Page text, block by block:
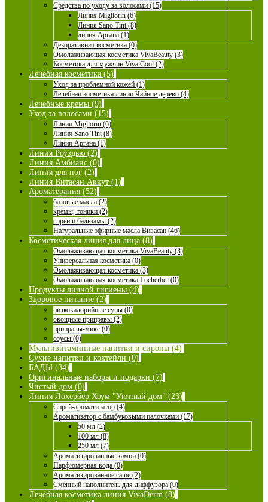
Средства по уходу за волосами (15)
Линия Migliorin (6)
Линия Sano Tint (8)
линия Аргана (1)
Декоративная косметика (0)
Омолаживающая косметика VivaBeauty (3)
Косметика для мужчин Viva Cool (2)
Лечебная косметика (5)
Уход за проблемной кожей (1)
Лечебная косметика линия Чайное дерево (4)
Лечебные кремы (9)
Уход за волосами (15)
Линия Migliorin (6)
Линия Sano Tint (8)
Линия Аргана (1)
Линия Роуздью (2)
Линия Амбианс (0)
Линия для ног (2)
Линия Витасан Аккут (1)
Ароматерапия (52)
базовые масла (2)
кремы, тоники (2)
спреи и бальзамы (2)
Натуральные эфирные масла Вивасан (46)
Косметическая линия для лица (8)
Омолаживающая косметика VivaBeauty (3)
Универсальная косметика (0)
Омолаживающая косметика (3)
Омолаживающая косметика Locherber (0)
Продукты личной гигиены (4)
Здоровое питание (2)
низкокалорийные супы (0)
овощные приправы (2)
приправы-микс (0)
соусы (0)
Мультивитаминные напитки и сиропы (4)
Сухие напитки и коктейли (0)
БАДЫ (34)
Оригинальные наборы и подарки (7)
Чистый дом (0)
Линия Лохербер Хоум "Уютный дом" (23)
Спрей-ароматизатор (4)
Ароматизатор с бамбуковыми палочками (17)
50 мл (2)
100 мл (8)
250 мл (7)
Ароматизированные камни (0)
Парфюмерная вода (0)
Ароматизированное саше (2)
Сменный наполнитель для диффузора (0)
Лечебная косметика линия VivaDerm (8)